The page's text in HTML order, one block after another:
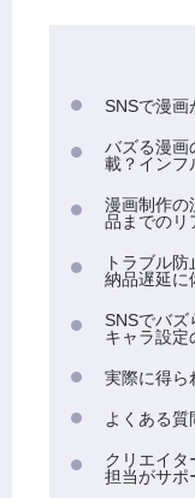
SNSで漫画
バズる漫画
載？インフ
漫画制作の
品までのリ
トラブル
納品遅延に
SNSでバズ
キャラ設定
実際に得ら
よくある質
クリエイタ
担当がサポ